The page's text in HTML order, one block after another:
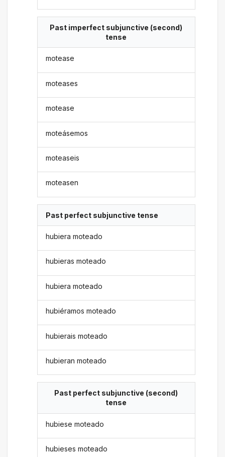
Past imperfect subjunctive (second)
tense
motease
moteases
motease
moteásemos
moteaseis
moteasen
Past perfect subjunctive tense
hubiera moteado
hubieras moteado
hubiera moteado
hubiéramos moteado
hubierais moteado
hubieran moteado
Past perfect subjunctive (second)
tense
hubiese moteado
hubieses moteado